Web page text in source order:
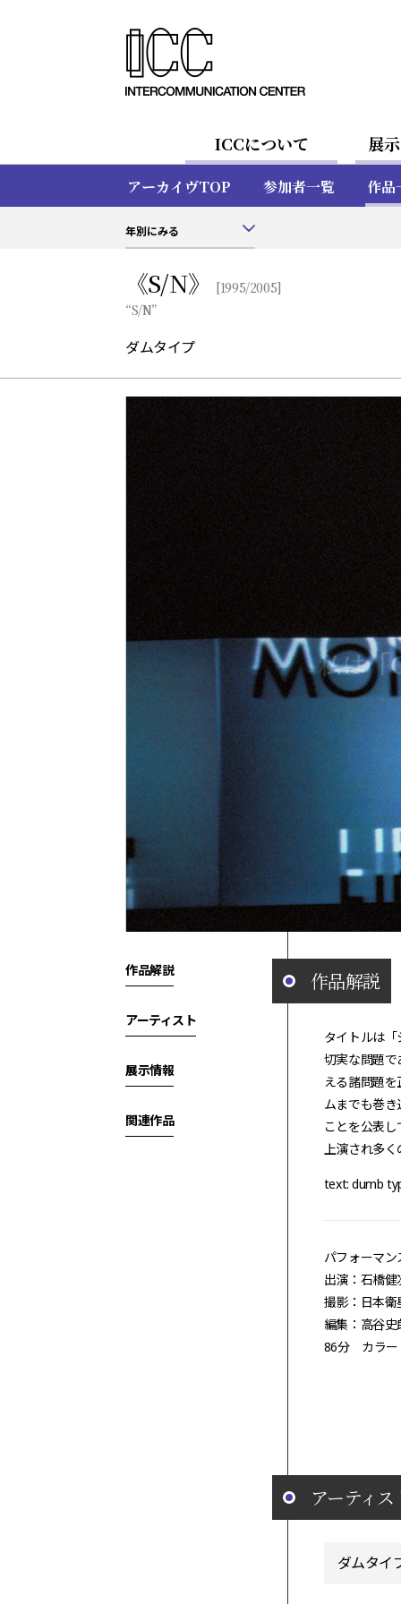
ICCについて 展
アーカイヴTOP 参加者一覧 作品
年別にみる
《S/N》
[1995/2005]
“S/N”
ダムタイプ
作品解説
アーティスト
展示情報
関連作品
作品解説
タイトルは
切実な問題で
える諸問題
ムまでも巻
ことを公表
上演され多
text: dumb
パフォーマ
出演：石橋
撮影：日本
編集：高谷史
86分 カラ
アーティス
ダムタイ